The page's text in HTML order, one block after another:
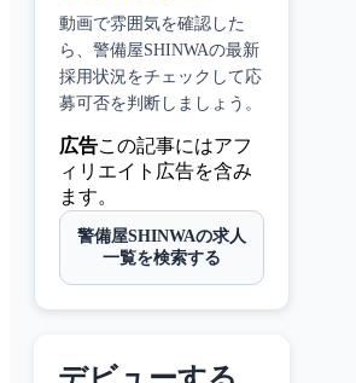
動画で雰囲気を確認した
ら、 警備屋SHINWAの最新
採用状況をチェックして応
募可否を判断しましょう。
広告この記事にはアフ
ィリエイト広告を含み
ます。
警備屋SHINWAの求人
一覧を検索する